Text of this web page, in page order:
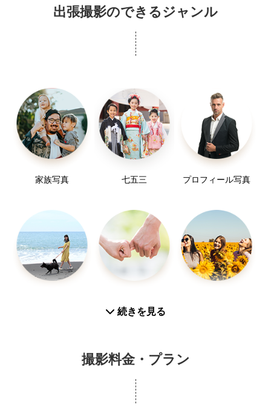
出張撮影のできるジャンル
家族写真 七五三 プロフィール写真
続きを見る
撮影料金・プラン